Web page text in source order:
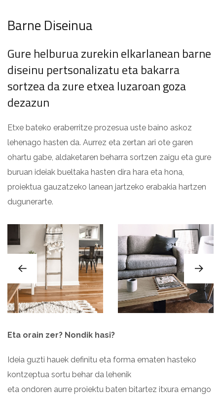
Barne Diseinua
Gure helburua zurekin elkarlanean barne
diseinu pertsonalizatu eta bakarra
sortzea da zure etxea luzaroan goza
dezazun
Etxe bateko eraberritze prozesua uste baino askoz
lehenago hasten da. Aurrez eta zertan ari ote garen
ohartu gabe, aldaketaren beharra sortzen zaigu eta gure
buruan ideiak bueltaka hasten dira hara eta hona,
proiektua gauzatzeko lanean jartzeko erabakia hartzen
dugunerarte.
Eta orain zer? Nondik hasi?
Ideia guzti hauek definitu eta forma ematen hasteko
kontzeptua sortu behar da lehenik
eta ondoren aurre proiektu baten bitartez itxura emango